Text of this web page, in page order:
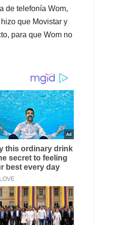
de telefonía Wom,
que Movistar y
para que Wom no